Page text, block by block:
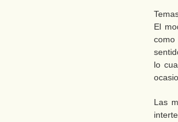
El
lo
Las